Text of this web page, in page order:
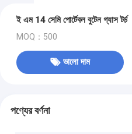
ই এম 14 সেমি পোর্টেবল বুটেন গ্যাস টর্চ
MOQ：500
ভালো দাম
পণ্যের বর্ণনা